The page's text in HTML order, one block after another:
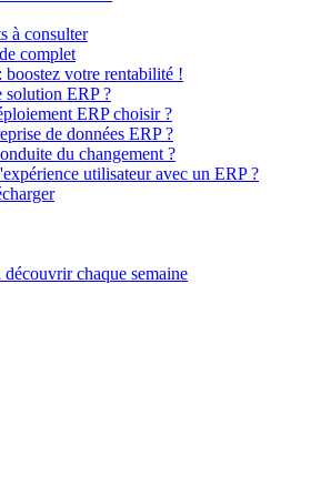
à consulter
complet
boostez votre rentabilité !
solution ERP ?
ERP choisir ?
de données ERP ?
du changement ?
utilisateur avec un ERP ?
chaque semaine